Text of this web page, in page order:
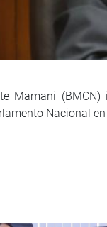
Mamani
Nacional